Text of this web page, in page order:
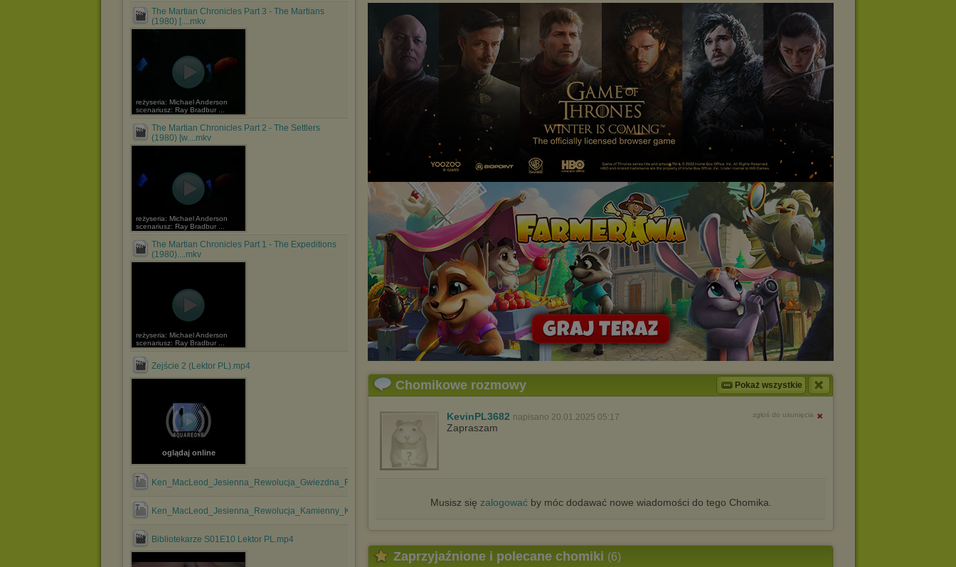
W przypadku braku twojej zgody na akceptację cookies niestety
prosimy o opuszczenie serwisu chomikuj.pl.
Wykorzystanie plików cookiesprzez
Zaufanych Partnerów
(dostosowanie reklam do Twoich potrzeb, analiza skuteczności działań
marketingowych).
Wyrażenie sprzeciwu spowoduje, że wyświetlana Ci reklama nie
będzie dopasowana do Twoich preferencji, a będzie to reklama
wyświetlona przypadkowo.
Istnieje możliwość zmiany ustawień przeglądarki internetowej w
sposób uniemożliwiający przechowywanie plików cookies na
urządzeniu końcowym. Można również usunąć pliki cookies,
dokonując odpowiednich zmian w ustawieniach przeglądarki
internetowej.
Pełną informację na ten temat znajdziesz pod adresem
http://chomikuj.pl/PolitykaPrywatnosci.aspx.
The Martian Chronicles Part 3 - The Martians
(1980) [....mkv
reżyseria: Michael Anderson
scenariusz: Ray Bradbur ...
The Martian Chronicles Part 2 - The Settlers
(1980) [w....mkv
reżyseria: Michael Anderson
scenariusz: Ray Bradbur ...
The Martian Chronicles Part 1 - The Expeditions
(1980)....mkv
reżyseria: Michael Anderson
scenariusz: Ray Bradbur ...
Zejście 2 (Lektor PL).mp4
oglądaj online
Ken_MacLeod_Jesienna_Rewolucja_Gwiezdna_Frakcja.epub
Ken_MacLeod_Jesienna_Rewolucja_Kamienny_Kanal.epub
Bibliotekarze S01E10 Lektor PL.mp4
Chomikowe rozmowy Pokaż wszystkie
KevinPL3682 napisano 20.01.2025 05:17 zgłoś do usunięcia
Zapraszam
Musisz się zalogowaćby móc dodawać nowe wiadomości do tego Chomika.
Zaprzyjaźnione i polecane chomiki (6)